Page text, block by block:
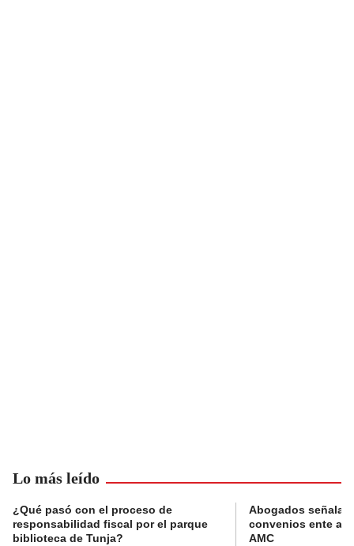
Lo más leído
¿Qué pasó con el proceso de
responsabilidad fiscal por el parque
biblioteca de Tunja?
Abogados
convenios ente
AMC